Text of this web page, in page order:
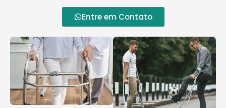
Entre em Contato